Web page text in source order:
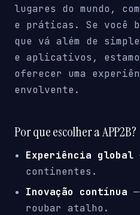
lugares do mundo,
e práticas. Se você
que vá além de
e aplicativos,
oferecer uma
envolvente.
Por que escolher a APP2B?
Experiência global
continentes.
Inovação contínua
roubar atalho.